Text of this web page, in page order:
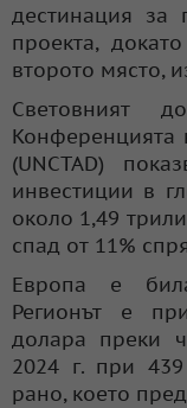
дестинация за
проекта,
второто място,
Световният
Конференцията
(UNCTAD)
инвестиции в
около 1,49
спад от 11%
Европа е
Регионът е
долара преки
2024 г. при
рано, което